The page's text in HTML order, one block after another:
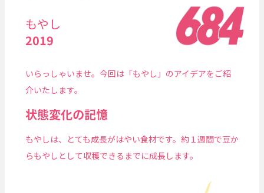
もやし
2019
いらっしゃいませ。今回は「もやし」のアイデアをご紹
介いたします。
状態変化の記憶
もやしは、とても成長がはやい食材です。約１週間で豆か
らもやしとして収穫できるまでに成長します。